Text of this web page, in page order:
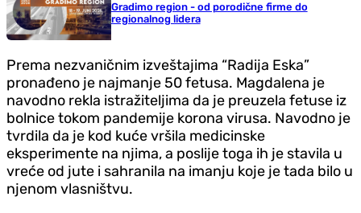
Gradimo region - od porodične firme do
regionalnog lidera
Prema nezvaničnim izveštajima “Radija Eska”
pronađeno je najmanje 50 fetusa. Magdalena je
navodno rekla istražiteljima da je preuzela fetuse iz
bolnice tokom pandemije korona virusa. Navodno je
tvrdila da je kod kuće vršila medicinske
eksperimente na njima, a poslije toga ih je stavila u
vreće od jute i sahranila na imanju koje je tada bilo u
njenom vlasništvu.